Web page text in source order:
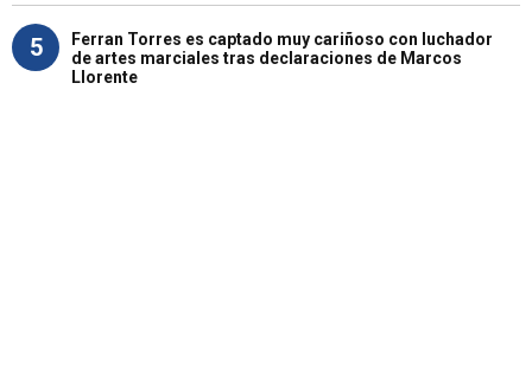
5
Ferran Torres es captado muy cariñoso con luchador
de artes marciales tras declaraciones de Marcos
Llorente